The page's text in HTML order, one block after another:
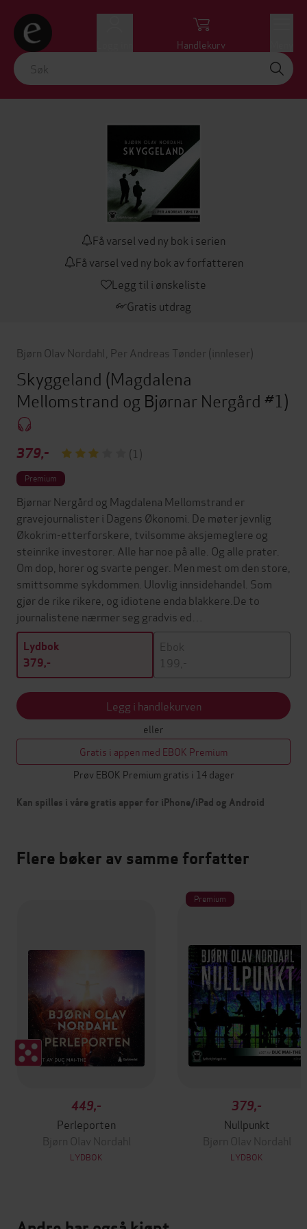
Handlekurv
Få varsel ved ny bok i serien
Få varsel ved ny bok av forfatteren
Legg til i ønskeliste
Gratis utdrag
Bjørn Olav Nordahl Per Andreas Tønder (innleser)
Skyggeland (Magdalena
Mellomstrand og Bjørnar Nergård #1)
379,- (1)
Premium
Bjørnar Nergård og Magdalena Mellomstrand er
gravejournalister i Dagens Økonomi. De møter jevnlig
Økokrim-etterforskere, tvilsomme aksjemeglere og
steinrike investorer. Alle har noe på alle. Og alle prater.
Om dop, horer og svarte penger. Men mest om den store,
smittsomme sykdommen. Ulovlig innsidehandel. Som
gjør de rike rikere, og idiotene enda blakkere.De to
journalistene nærmer seg gradvis ed…
Lydbok
379,-
Ebok
199,-
Legg i handlekurven
eller
Gratis i appen med EBOK Premium
Prøv EBOK Premium gratis i 14 dager
Kan spilles i våre gratis apper for iPhone/iPad og Android
Flere bøker av samme forfatter
449,-
Perleporten
Bjørn Olav Nordahl
LYDBOK
Premium
379,-
Nullpunkt
Bjørn Olav Nordahl
LYDBOK